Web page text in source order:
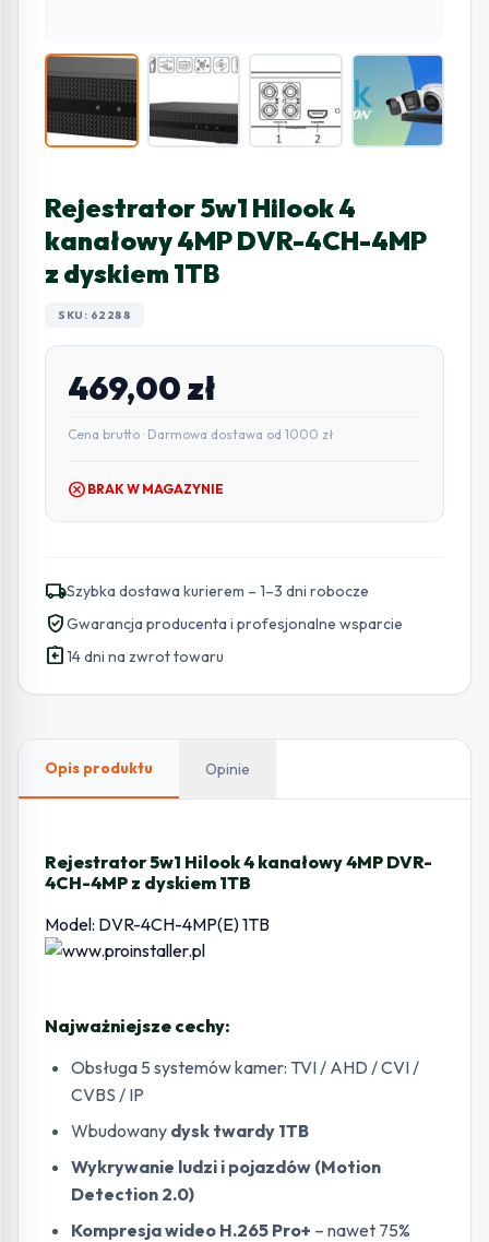
Rejestrator 5w1 Hilook 4
kanałowy 4MP DVR-4CH-4MP
z dyskiem 1TB
SKU: 62288
469,00zł
Cena brutto · Darmowa dostawa od 1000 zł
cancel BRAK W MAGAZYNIE
local_shippingSzybka dostawa kurierem – 1–3 dni robocze
verified_userGwarancja producenta i profesjonalne wsparcie
assignment_return14 dni na zwrot towaru
Opis produktu Opinie
Rejestrator 5w1 Hilook 4 kanałowy 4MP DVR-
4CH-4MP z dyskiem 1TB
Model: DVR-4CH-4MP(E) 1TB
Najważniejsze cechy:
Obsługa 5 systemów kamer: TVI / AHD / CVI /
CVBS / IP
Wbudowany dysk twardy 1TB
Wykrywanie ludzi i pojazdów (Motion
Detection 2.0)
Kompresja wideo H.265 Pro+ – nawet 75%